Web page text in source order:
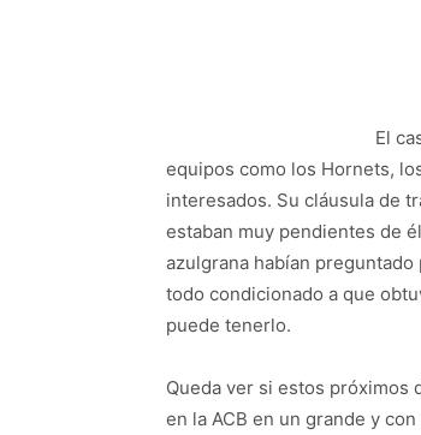
El
equipos como los Hornets,
interesados. Su cláusula de
estaban muy pendientes de
azulgrana habían
todo condicionado a que
puede tenerlo.
Queda ver si estos próximos
en la ACB en un grande y